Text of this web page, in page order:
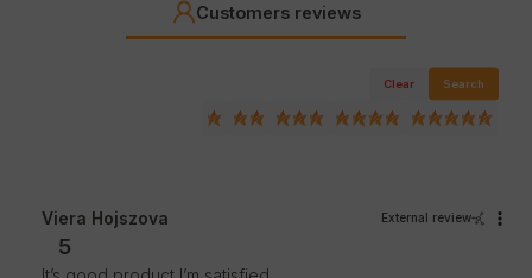
Customers reviews
Clear Search
Viera Hojszova External review
5